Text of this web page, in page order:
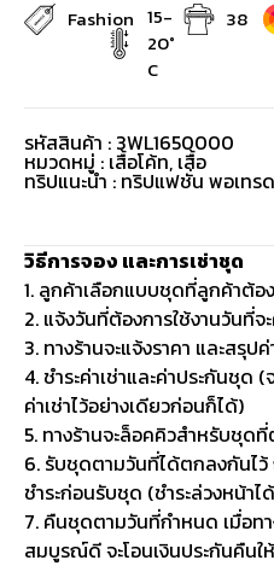
Fashion 15-
20°
C
38
รหัสสินค้า : 3WL1650000
หมวดหมู่ : เสื้อโค้ท, เสื้อ
ทริปแนะนำ : ทริปแฟชั่น พอเทรด
วิธีการจอง และการเช่าชุด
1. ลูกค้าเลือกแบบชุดที่ลูกค้าต้อ
2. แจ้งวันที่ต้องการใช้งานวันที่
3. ทางร้านจะแจ้งราคา และสรุป
4. ชำระค่าเช่าและค่าประกันชุด
ค่าเช่าไว้อย่างเดียวก่อนก็ได้)
5. ทางร้านจะล็อคคิวสำหรับชุดที่
6. รับชุดตามวันที่ได้ตกลงกันไว้
ชำระก่อนรับชุด (ชำระล่วงหน้าไ
7. คืนชุดตามวันที่กำหนด เมื่อท
สมบูรณ์ดี จะโอนเงินประกันคืนใ